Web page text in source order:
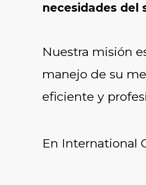
necesidades del
Nuestra misión
manejo de su
eficiente y
En International